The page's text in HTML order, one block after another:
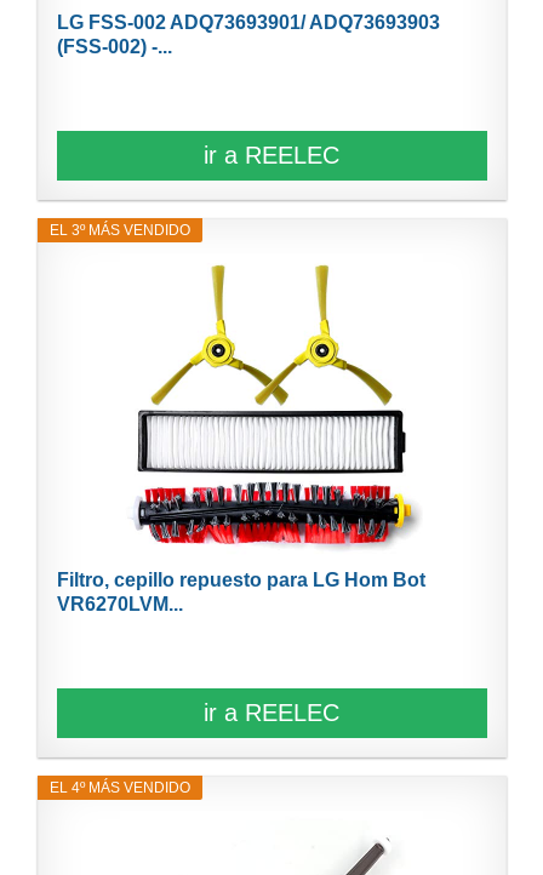
LG FSS-002 ADQ73693901/ ADQ73693903
(FSS-002) -...
ir a REELEC
EL 3º MÁS VENDIDO
Filtro, cepillo repuesto para LG Hom Bot
VR6270LVM...
ir a REELEC
EL 4º MÁS VENDIDO